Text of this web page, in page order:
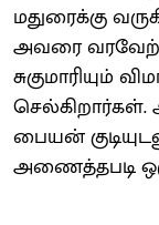
மதுரைக்கு
அவரை
சுகுமாரியும்
பையன்
அணைத்தபடி